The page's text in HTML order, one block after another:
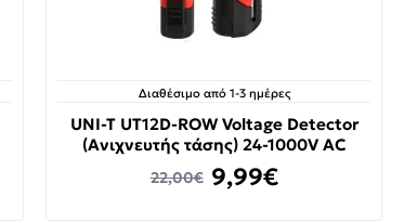
Διαθέσιμο από 1-3 ημέρες
UNI-T UT12D-ROW Voltage Detector
(Ανιχνευτής τάσης) 24-1000V AC
9,99€
22,00€